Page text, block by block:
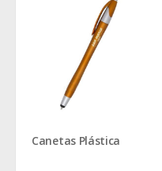
Canetas Plástica